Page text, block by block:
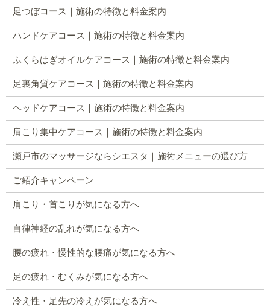
足つぼコース｜施術の特徴と料金案内
ハンドケアコース｜施術の特徴と料金案内
ふくらはぎオイルケアコース｜施術の特徴と料金案内
足裏角質ケアコース｜施術の特徴と料金案内
ヘッドケアコース｜施術の特徴と料金案内
肩こり集中ケアコース｜施術の特徴と料金案内
瀬戸市のマッサージならシエスタ｜施術メニューの選び方
ご紹介キャンペーン
肩こり・首こりが気になる方へ
自律神経の乱れが気になる方へ
腰の疲れ・慢性的な腰痛が気になる方へ
足の疲れ・むくみが気になる方へ
冷え性・足先の冷えが気になる方へ